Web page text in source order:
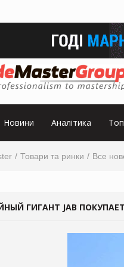
Новини Аналітика
Товари та ринки Все
ГИГАНТ JAB